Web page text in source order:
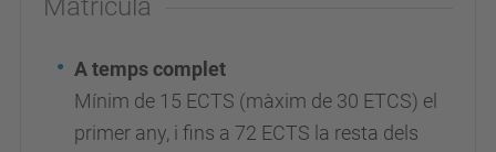
Matrícula
A temps complet
Mínim de 15 ECTS (màxim de 30 ETCS) el
primer any, i fins a 72 ECTS la resta dels